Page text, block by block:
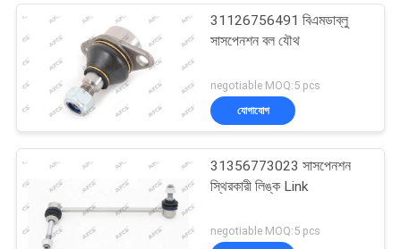
31126756491 বিএমডাব্লু
সাসপেনশন বল যৌথ
negotiable MOQ:5 pcs
যোগাযোগ
31356773023 সাসপেনশন
স্থিরকারী লিঙ্ক Link
negotiable MOQ:5 pcs